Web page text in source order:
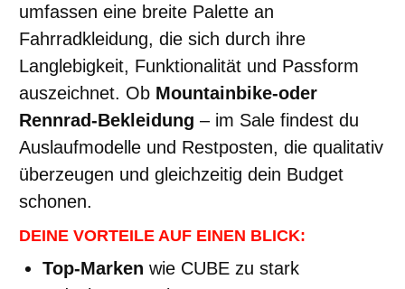
umfassen eine breite Palette an
Fahrradkleidung, die sich durch ihre
Langlebigkeit, Funktionalität und Passform
auszeichnet. Ob Mountainbike-oder
Rennrad-Bekleidung – im Sale findest du
Auslaufmodelle und Restposten, die qualitativ
überzeugen und gleichzeitig dein Budget
schonen.
DEINE VORTEILE AUF EINEN BLICK:
Top-Marken wie CUBE zu stark